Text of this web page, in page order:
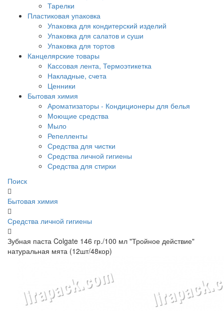
Тарелки
Пластиковая упаковка
Упаковка для кондитерский изделий
Упаковка для салатов и суши
Упаковка для тортов
Канцелярские товары
Кассовая лента, Термоэтикетка
Накладные, счета
Ценники
Бытовая химия
Ароматизаторы - Кондиционеры для белья
Моющие средства
Мыло
Репелленты
Средства для чистки
Средства личной гигиены
Средства для стирки
Поиск
Бытовая химия
Средства личной гигиены
Зубная паста Colgate 146 гр./100 мл "Тройное действие"
натуральная мята (12шт/48кор)